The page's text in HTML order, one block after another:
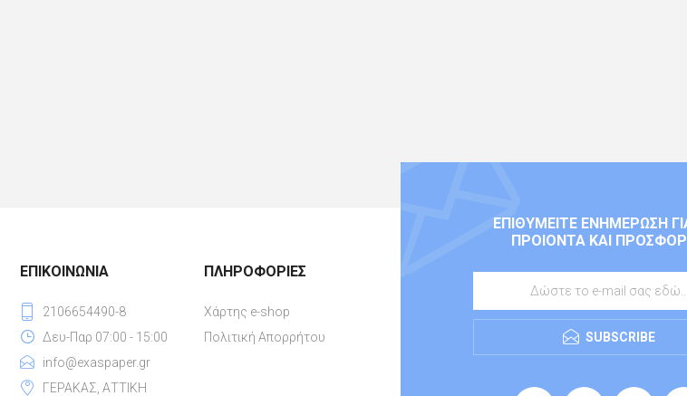
ΕΠΙΘΥΜΕΊΤΕ ΕΝΗΜΈΡΩΣΗ
ΠΡΟΙΌΝΤΑ ΚΑΙ
SUBSCRIBE
ΕΠΙΚΟΙΝΩΝΊΑ
2106654490-8
Δευ-Παρ 07:00 - 15:00
info@exaspaper.gr
ΓΕΡΑΚΑΣ, ΑΤΤΙΚΗ
ΠΛΗΡΟΦΟΡΊΕΣ
Χάρτης e-shop
Πολιτική Απορρήτου